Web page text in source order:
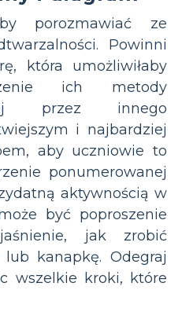
porozmawiać ze
Powinni
która umożliwiłaby
ich metody
przez innego
i najbardziej
aby uczniowie to
ponumerowanej
aktywnością w
być poproszenie
jak zrobić
kanapkę. Odegraj
wszelkie kroki, które